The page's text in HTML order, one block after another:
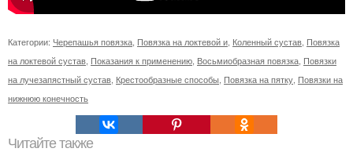
Категории: Черепашья повязка Повязка на локтевой и Коленный сустав Повязка
на локтевой сустав Показания к применению Восьмиобразная повязка Повязки
на лучезапястный сустав Крестообразные способы Повязка на пятку Повязки на
нижнюю конечность
Читайте также